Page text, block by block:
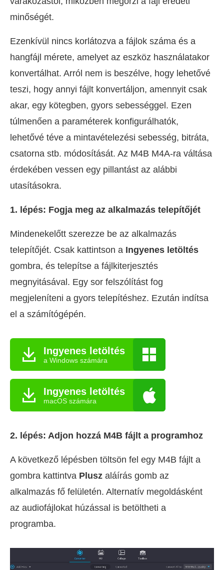
minőségét.
Ezenkívül nincs korlátozva a fájlok száma és a
hangfájl mérete, amelyet az eszköz használatakor
konvertálhat. Arról nem is beszélve, hogy lehetővé
teszi, hogy annyi fájlt konvertáljon, amennyit csak
akar, egy kötegben, gyors sebességgel. Ezen
túlmenően a paraméterek konfigurálhatók,
lehetővé téve a mintavételezési sebesség, bitráta,
csatorna stb. módosítását. Az M4B M4A-ra váltása
érdekében vessen egy pillantást az alábbi
utasításokra.
1. lépés: Fogja meg az alkalmazás telepítőjét
Mindenekelőtt szerezze be az alkalmazás
telepítőjét. Csak kattintson a Ingyenes letöltés
gombra, és telepítse a fájlkiterjesztés
megnyitásával. Egy sor felszólítást fog
megjeleníteni a gyors telepítéshez. Ezután indítsa
el a számítógépén.
Ingyenes letöltés
a Windows számára
Ingyenes letöltés
macOS számára
2. lépés: Adjon hozzá M4B fájlt a programhoz
A következő lépésben töltsön fel egy M4B fájlt a
gombra kattintva Plusz aláírás gomb az
alkalmazás fő felületén. Alternatív megoldásként
az audiofájlokat húzással is betöltheti a
programba.